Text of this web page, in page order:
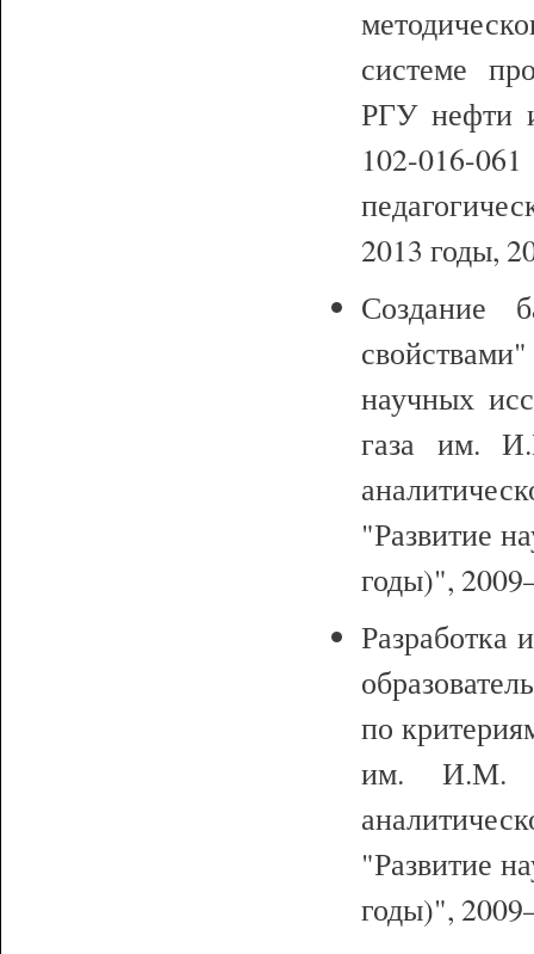
системе
РГУ нефти
102-016-
2013 годы,
Создание
научных
газа им.
"Развитие
годы)",
Разработка
по
им. И.М.
"Развитие
годы)",